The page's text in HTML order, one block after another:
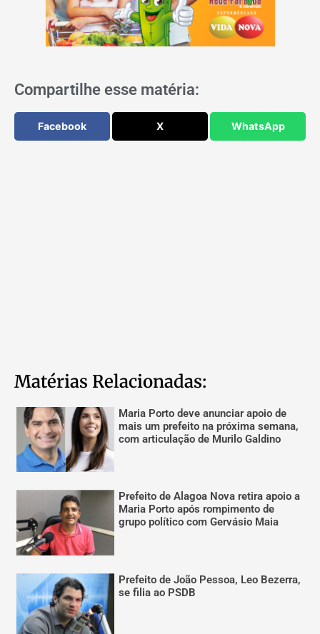
Compartilhe esse matéria:
Facebook X WhatsApp
Matérias Relacionadas:
Maria Porto deve anunciar apoio de
mais um prefeito na próxima semana,
com articulação de Murilo Galdino
Prefeito de Alagoa Nova retira apoio a
Maria Porto após rompimento de
grupo político com Gervásio Maia
Prefeito de João Pessoa, Leo Bezerra,
se filia ao PSDB